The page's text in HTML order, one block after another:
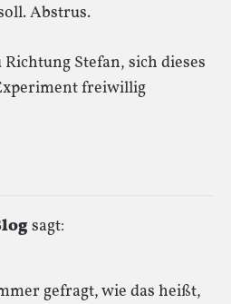
Abstrus.
Stefan, sich dieses
freiwillig
sagt:
gefragt, wie das heißt,